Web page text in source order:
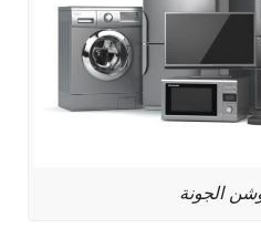
الجونة